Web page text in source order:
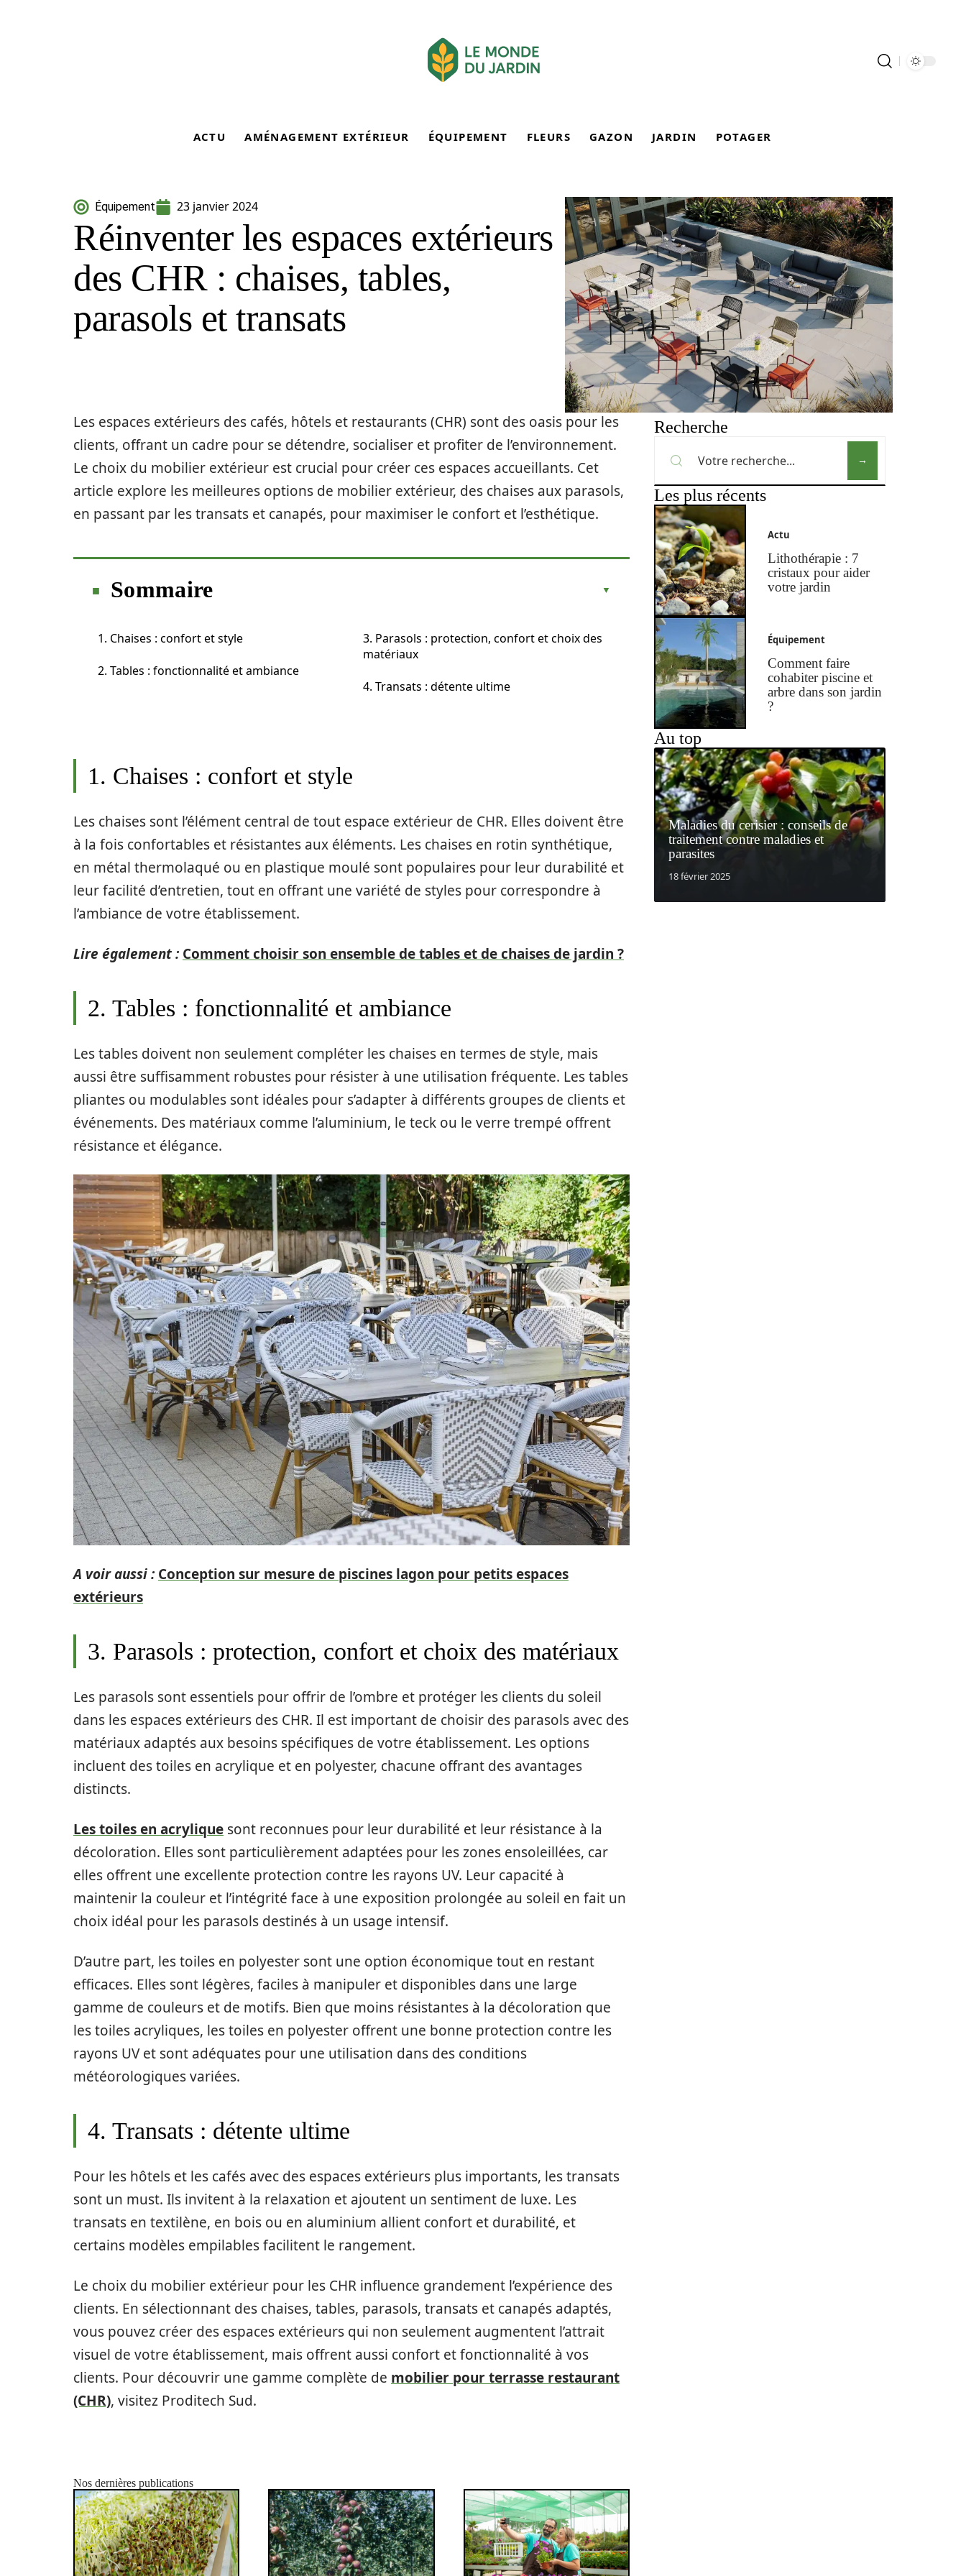
ACTU AMÉNAGEMENT EXTÉRIEUR ÉQUIPEMENT FLEURS GAZON JARDIN POTAGER
Équipement 23 janvier 2024
Réinventer les espaces extérieurs
des CHR : chaises, tables,
parasols et transats
Les espaces extérieurs des cafés, hôtels et restaurants (CHR) sont des oasis pour les
clients, offrant un cadre pour se détendre, socialiser et profiter de l’environnement.
Le choix du mobilier extérieur est crucial pour créer ces espaces accueillants. Cet
article explore les meilleures options de mobilier extérieur, des chaises aux parasols,
en passant par les transats et canapés, pour maximiser le confort et l’esthétique.
Sommaire
1. Chaises : confort et style
2. Tables : fonctionnalité et ambiance
3. Parasols : protection, confort et choix des
matériaux
4. Transats : détente ultime
1. Chaises : confort et style
Les chaises sont l’élément central de tout espace extérieur de CHR. Elles doivent être
à la fois confortables et résistantes aux éléments. Les chaises en rotin synthétique,
en métal thermolaqué ou en plastique moulé sont populaires pour leur durabilité et
leur facilité d’entretien, tout en offrant une variété de styles pour correspondre à
l’ambiance de votre établissement.
Lire également : Comment choisir son ensemble de tables et de chaises de jardin ?
2. Tables : fonctionnalité et ambiance
Les tables doivent non seulement compléter les chaises en termes de style, mais
aussi être suffisamment robustes pour résister à une utilisation fréquente. Les tables
pliantes ou modulables sont idéales pour s’adapter à différents groupes de clients et
événements. Des matériaux comme l’aluminium, le teck ou le verre trempé offrent
résistance et élégance.
A voir aussi : Conception sur mesure de piscines lagon pour petits espaces
extérieurs
3. Parasols : protection, confort et choix des matériaux
Les parasols sont essentiels pour offrir de l’ombre et protéger les clients du soleil
dans les espaces extérieurs des CHR. Il est important de choisir des parasols avec des
matériaux adaptés aux besoins spécifiques de votre établissement. Les options
incluent des toiles en acrylique et en polyester, chacune offrant des avantages
distincts.
Les toiles en acrylique sont reconnues pour leur durabilité et leur résistance à la
décoloration. Elles sont particulièrement adaptées pour les zones ensoleillées, car
elles offrent une excellente protection contre les rayons UV. Leur capacité à
maintenir la couleur et l’intégrité face à une exposition prolongée au soleil en fait un
choix idéal pour les parasols destinés à un usage intensif.
D’autre part, les toiles en polyester sont une option économique tout en restant
efficaces. Elles sont légères, faciles à manipuler et disponibles dans une large
gamme de couleurs et de motifs. Bien que moins résistantes à la décoloration que
les toiles acryliques, les toiles en polyester offrent une bonne protection contre les
rayons UV et sont adéquates pour une utilisation dans des conditions
météorologiques variées.
4. Transats : détente ultime
Pour les hôtels et les cafés avec des espaces extérieurs plus importants, les transats
sont un must. Ils invitent à la relaxation et ajoutent un sentiment de luxe. Les
transats en textilène, en bois ou en aluminium allient confort et durabilité, et
certains modèles empilables facilitent le rangement.
Le choix du mobilier extérieur pour les CHR influence grandement l’expérience des
clients. En sélectionnant des chaises, tables, parasols, transats et canapés adaptés,
vous pouvez créer des espaces extérieurs qui non seulement augmentent l’attrait
visuel de votre établissement, mais offrent aussi confort et fonctionnalité à vos
clients. Pour découvrir une gamme complète de mobilier pour terrasse restaurant
(CHR), visitez Proditech Sud.
Nos dernières publications
Recherche
Les plus récents
Actu
Lithothérapie : 7
cristaux pour aider
votre jardin
Équipement
Comment faire
cohabiter piscine et
arbre dans son jardin
?
Au top
Maladies du cerisier : conseils de
traitement contre maladies et
parasites
18 février 2025